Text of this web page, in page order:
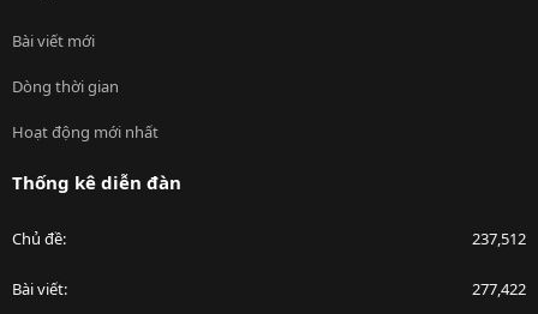
Bài viết mới
Dòng thời gian
Hoạt động mới nhất
Thống kê diễn đàn
Chủ đề 237,512
Bài viết 277,422